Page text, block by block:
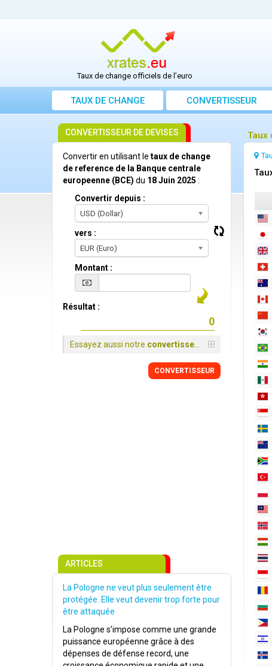
Taux de change officiels de l’euro
TAUX DE CHANGE CONVERTISSEUR
Taux
CONVERTISSEUR DE DEVISES
Convertir en utilisant le taux de change
de reference de la Banque centrale
europeenne (BCE) du 18 Juin 2025 :
Convertir depuis :
USD (Dollar)
vers :
EUR (Euro)
Montant :
Résultat :
Essayez aussi notre convertisseur
CONVERTISSEUR
ARTICLES
La Pologne ne veut plus seulement être
protégée. Elle veut devenir trop forte pour
être attaquée
La Pologne s’impose comme une grande
puissance européenne grâce à des
dépenses de défense record, une